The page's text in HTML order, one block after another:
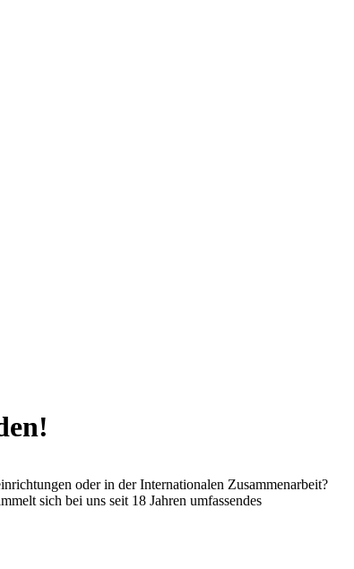
oder in der Internationalen Zusammenarbeit?
sich bei uns seit 18 Jahren umfassendes